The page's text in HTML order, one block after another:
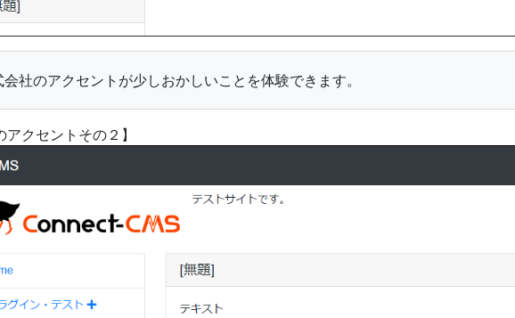
会社のアクセントが少しおかしいことを体験できます。
アクセントその２】